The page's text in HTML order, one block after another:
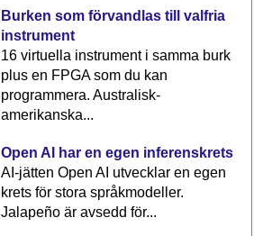
Burken som förvandlas till valfria
instrument
16 virtuella instrument i samma burk
plus en FPGA som du kan
programmera. Australisk-
amerikanska...
Open AI har en egen inferenskrets
AI-jätten Open AI utvecklar en egen
krets för stora språkmodeller.
Jalapeño är avsedd för...